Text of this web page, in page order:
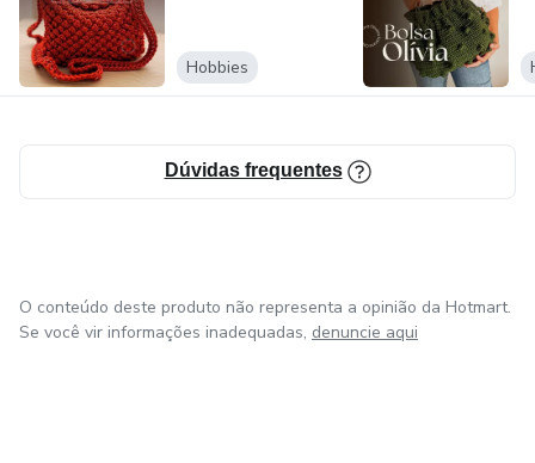
Se você está começando ou quer aprimorar suas
habilidades, junte-se a nós! Vamos transformar o seu amor
pelo crochê em realidade.
Hobbies
Dúvidas frequentes
O conteúdo deste produto não representa a opinião da Hotmart.
Se você vir informações inadequadas, denuncie aqui